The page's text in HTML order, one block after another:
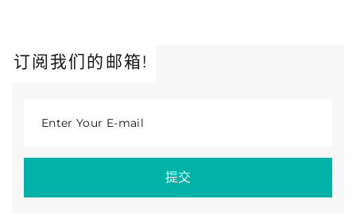
订阅我们的邮箱!
Enter Your E-mail
提交